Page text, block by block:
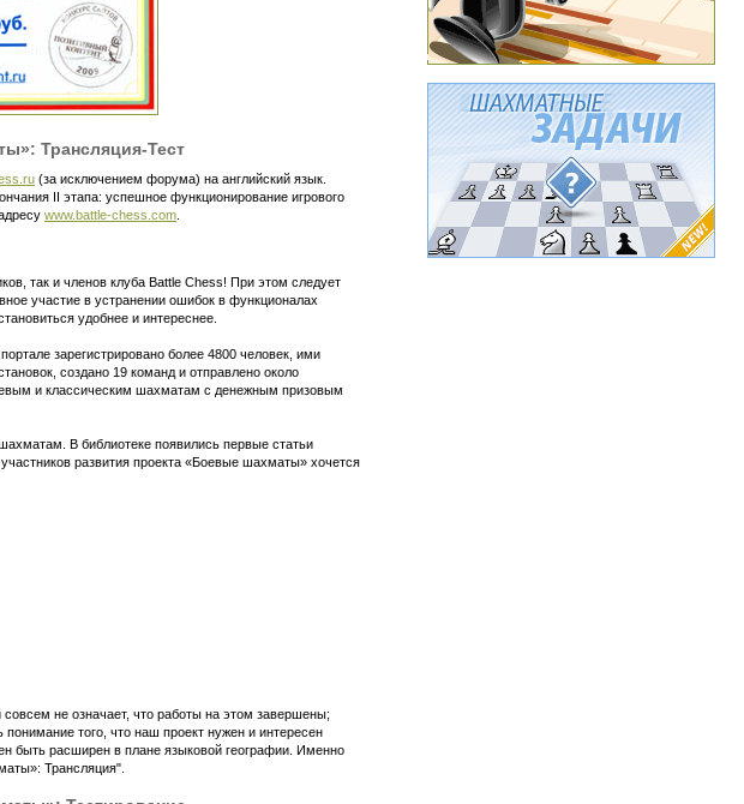
Трансляция-Тест
(за исключением форума) на английский язык.
II этапа: успешное функционирование игрового
www.battle-chess.com
так и членов клуба Battle Chess! При этом следует
участие в устранении ошибок в функционалах
удобнее и интереснее.
зарегистрировано более 4800 человек, ими
создано 19 команд и отправлено около
и классическим шахматам с денежным призовым
В библиотеке появились первые статьи
развития проекта «Боевые шахматы» хочется
совсем не означает, что работы на этом завершены;
понимание того, что наш проект нужен и интересен
быть расширен в плане языковой географии. Именно
Трансляция".